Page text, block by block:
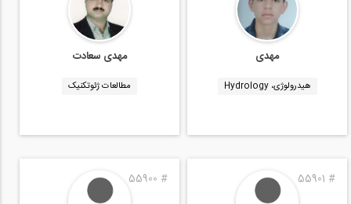
مهدی
هیدرولوژی، Hydrology
مهدی سعادت
مطالعات ژئوتکنیک
#
55901
#
55900